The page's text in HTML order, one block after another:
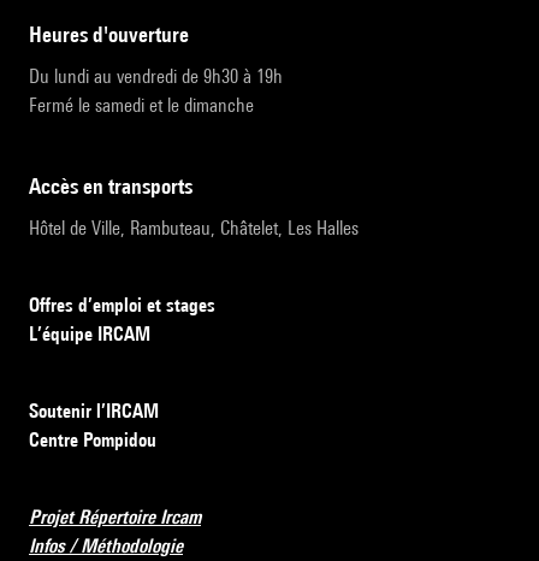
heures d'ouverture
Du lundi au vendredi de 9h30 à 19h
Fermé le samedi et le dimanche
accès en transports
Hôtel de Ville, Rambuteau, Châtelet, Les Halles
Offres d’emploi et stages
L’équipe IRCAM
Soutenir l’IRCAM
Centre Pompidou
Projet Répertoire Ircam
Infos / Méthodologie